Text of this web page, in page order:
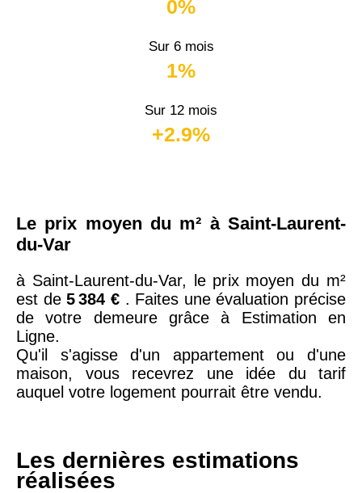
0%
Sur 6 mois
1%
Sur 12 mois
+2.9%
Le prix moyen du m² à Saint-Laurent-
du-Var
à Saint-Laurent-du-Var, le prix moyen du m²
est de5 384 € . Faites une évaluation précise
de votre demeure grâce à Estimation en
Ligne.
Qu'il s'agisse d'un appartement ou d'une
maison, vous recevrez une idée du tarif
auquel votre logement pourrait être vendu.
Les dernières estimations
réalisées